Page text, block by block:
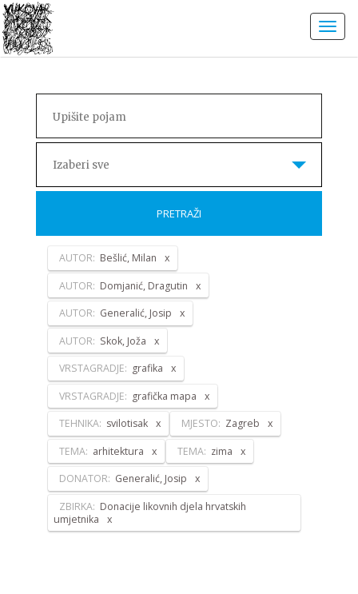
Izaberi sve
PRETRAŽI
AUTOR: Bešlić, Milan
AUTOR: Domjanić, Dragutin
AUTOR: Generalić, Josip
AUTOR: Skok, Joža
VRSTAGRADJE: grafika
VRSTAGRADJE: grafička mapa
TEHNIKA: svilotisak MJESTO: Zagreb
TEMA: arhitektura TEMA: zima
DONATOR: Generalić, Josip
ZBIRKA: Donacije likovnih djela hrvatskih
umjetnika